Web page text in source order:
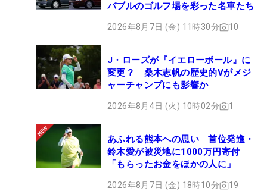
バブルのゴルフ場を彩った名車たち
2026年8月7日 (金) 11時30分 10
J・ローズが『イエローボール』に
変更？ 桑木志帆の歴史的Vがメジ
ャーチャンプにも影響か
2026年8月4日 (火) 10時02分 1
あふれる熊本への思い 首位発進・
鈴木愛が被災地に1000万円寄付
「もらったお金をほかの人に」
2026年8月7日 (金) 18時10分 19